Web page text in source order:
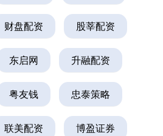
财盘配资 股莘配资
东启网 升融配资
粤友钱 忠泰策略
联美配资 博盈证券